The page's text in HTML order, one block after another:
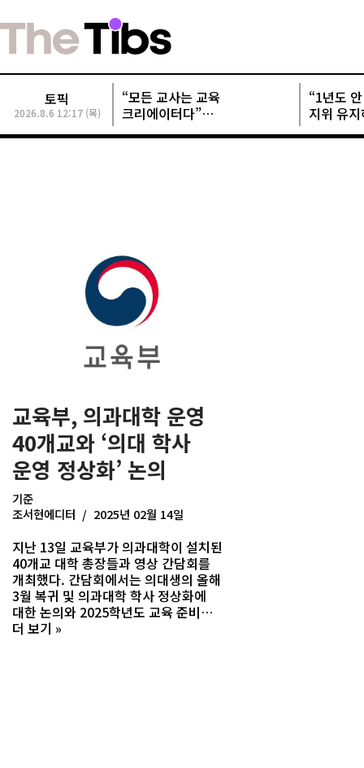
토픽
2026.8.6 12:17 (목)
“모든 교사는 교육
크리에이터다”
“1년도
지위 유
교육부, 의과대학 운영
40개교와 ‘의대 학사
운영 정상화’ 논의
기준
조서현에디터
2025년 02월 14일
지난 13일 교육부가 의과대학이 설치된
40개교 대학 총장들과 영상 간담회를
개최했다. 간담회에서는 의대생의 올해
3월 복귀 및 의과대학 학사 정상화에
대한 논의와 2025학년도 교육 준비…
더 보기 »